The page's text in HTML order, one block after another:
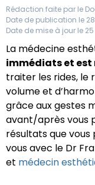
Rédaction faite par le
Date de publication le
Date de mise à jour le
La médecine
immédiats et est
traiter les rides, le
volume et
grâce aux gestes
avant/après vous
résultats que
vous avec le Dr
et médecin